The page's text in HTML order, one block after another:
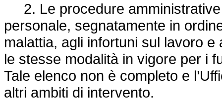
2. Le procedure amministrative
personale, segnatamente in
malattia, agli infortuni sul lavoro
le stesse modalità in vigore per i
Tale elenco non è completo e
altri ambiti di intervento.